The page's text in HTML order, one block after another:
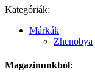
Kategóriák:
Márkák
Zhenobya
Magazinunkból: